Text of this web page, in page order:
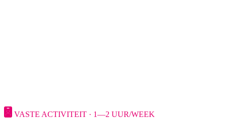
VASTE ACTIVITEIT · 1—2 UUR/WEEK